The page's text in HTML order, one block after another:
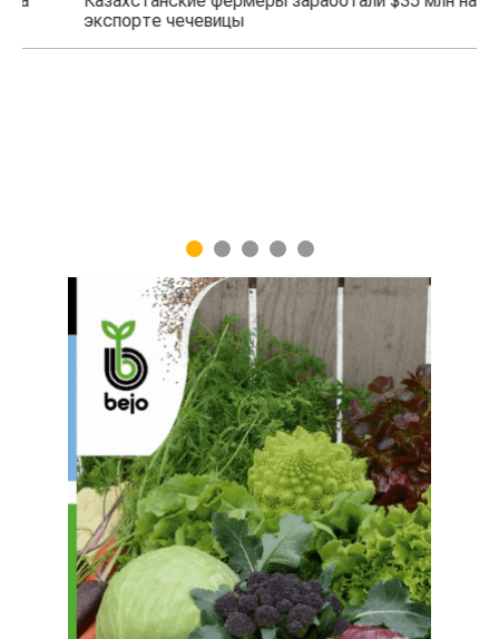
экспорте чечевицы
1 2 3 4 5